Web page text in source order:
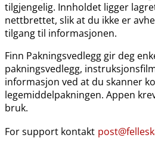
tilgjengelig. Innholdet ligger
nettbrettet, slik at du ikke er
tilgang til informasjonen.
Finn Pakningsvedlegg gir deg
pakningsvedlegg,
informasjon ved at du skanner
legemiddelpakningen. Appen
bruk.
For support kontakt